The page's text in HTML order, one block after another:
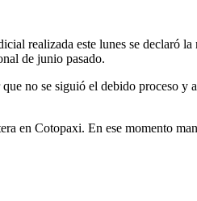
realizada este lunes se declaró
de junio pasado.
no se siguió el debido proceso y
en Cotopaxi. En ese momento